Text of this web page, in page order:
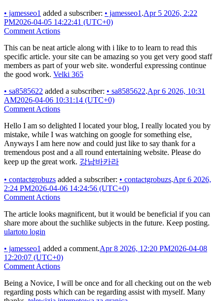
• jamesseo1 added a subscriber: • jamesseo1 .Apr 5 2026, 2:22
PM2026-04-05 14:22:41 (UTC+0)
Comment Actions
This can be neat article along with i like to to learn to read this
specific article. your site can be amazing so you get very good staff
members as part of your web site. wonderful expressing continue
the good work. Velki 365
• sa8585622 added a subscriber: • sa8585622.Apr 6 2026, 10:31
AM2026-04-06 10:31:14 (UTC+0)
Comment Actions
Hello I am so delighted I located your blog, I really located you by
mistake, while I was watching on google for something else,
Anyways I am here now and could just like to say thank for a
tremendous post and a all round entertaining website. Please do
keep up the great work. 강남바카라
• contactgrobuzs added a subscriber: • contactgrobuzs.Apr 6 2026,
2:24 PM2026-04-06 14:24:56 (UTC+0)
Comment Actions
The article looks magnificent, but it would be beneficial if you can
share more about the suchlike subjects in the future. Keep posting.
ulartoto login
• jamesseo1 added a comment.Apr 8 2026, 12:20 PM2026-04-08
12:20:07 (UTC+0)
Comment Actions
Being a Novice, I will be once and for all checking out on the web
regarding posts which can be regarding assist with myself. Many